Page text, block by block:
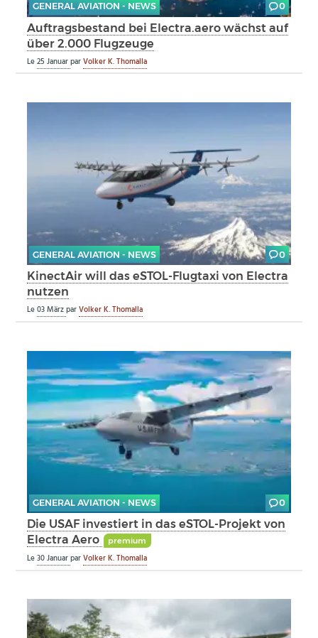
GENERAL AVIATION - NEWS 0
Auftragsbestand bei Electra.aero wächst auf
über 2.000 Flugzeuge
Le25 JanuarparVolker K. Thomalla
GENERAL AVIATION - NEWS 0
KinectAir will das eSTOL-Flugtaxi von Electra
nutzen
Le03 MärzparVolker K. Thomalla
GENERAL AVIATION - NEWS 0
Die USAF investiert in das eSTOL-Projekt von
Electra Aero
premium
Le30 JanuarparVolker K. Thomalla